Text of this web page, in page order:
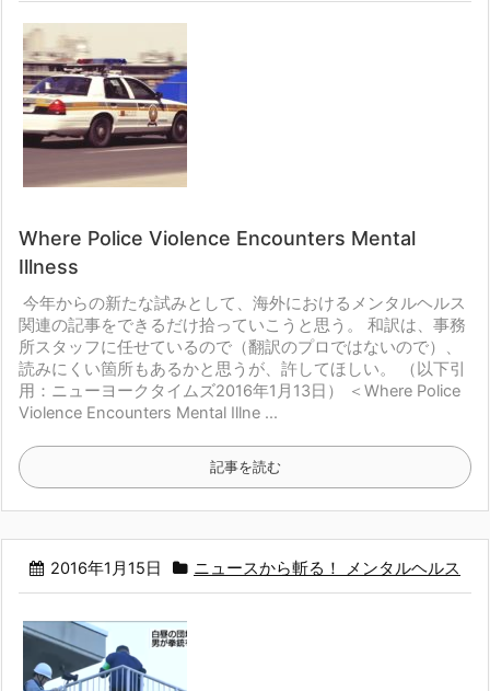
Where Police Violence Encounters Mental
Illness
今年からの新たな試みとして、海外におけるメンタルヘルス
関連の記事をできるだけ拾っていこうと思う。
和訳は、事務
所スタッフに任せているので（翻訳のプロではないので）、
読みにくい箇所もあるかと思うが、許してほしい。
（以下引
用：ニューヨークタイムズ2016年1月13日）
＜Where Police
Violence Encounters Mental Illne ...
記事を読む
2016年1月15日 ニュースから斬る！ メンタルヘルス